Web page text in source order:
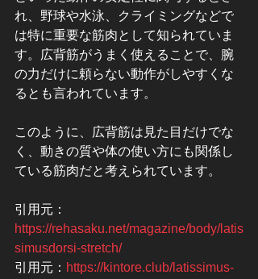
れ、野球や水泳、クライミングなどで
は特に重要な筋肉として知られていま
す。広背筋がうまく使えることで、腕
の力だけに頼らない動作がしやすくな
るとも言われています。
このように、広背筋は見た目だけでな
く、動きの質や体の使い方にも関係し
ている筋肉だと考えられています。
引用元：
https://rehasaku.net/magazine/body/latis
simusdorsi-stretch/
引用元： https://kintore.club/latissimus-